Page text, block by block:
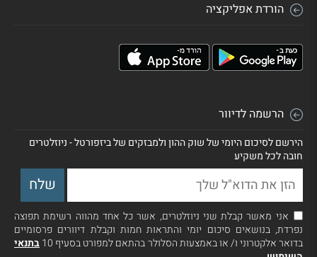
הורדת אפליקציה
הרשמה לדיוור
הירשם לסיכום היומי של שוק ההון ולמבזקים של ביזפורטל - ניוזלטרים
חובה לכל משקיע
אני מאשר קבלת שני ניוזלטרים, אשר כל אחד מהווה רשימת תפוצה
נפרדת, בנושאים סיכום יומי והתראות חמות וקבלת דיוורים פרסומיים
בדואר אלקטרוני ו/ או באמצעות הסלולר בהתאם למפורט בסעיף 10
בתנאי